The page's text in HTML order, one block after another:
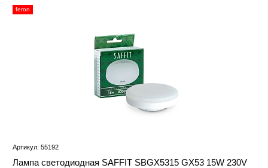
feron
Артикул: 55192
Лампа светодиодная SAFFIT SBGX5315 GX53 15W 230V